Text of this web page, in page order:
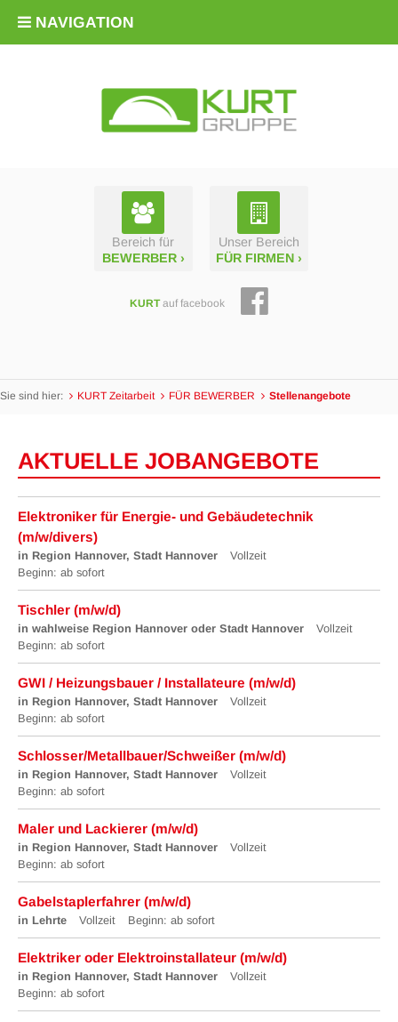
Bereich für
BEWERBER ›
Unser Bereich
FÜR FIRMEN ›
KURT auf facebook
NAVIGATION
Sie sind hier: KURT Zeitarbeit FÜR BEWERBER Stellen­­angebote
AKTUELLE JOBANGEBOTE
Elektroniker für Energie- und Gebäudetechnik
(m/w/divers)
in Region Hannover, Stadt Hannover
Vollzeit
Beginn: ab sofort
Tischler (m/w/d)
in wahlweise Region Hannover oder Stadt Hannover
Vollzeit
Beginn: ab sofort
GWI / Heizungsbauer / Installateure (m/w/d)
in Region Hannover, Stadt Hannover
Vollzeit
Beginn: ab sofort
Schlosser/Metallbauer/Schweißer (m/w/d)
in Region Hannover, Stadt Hannover
Vollzeit
Beginn: ab sofort
Maler und Lackierer (m/w/d)
in Region Hannover, Stadt Hannover
Vollzeit
Beginn: ab sofort
Gabelstaplerfahrer (m/w/d)
in Lehrte Vollzeit Beginn: ab sofort
Elektriker oder Elektroinstallateur (m/w/d)
in Region Hannover, Stadt Hannover
Vollzeit
Beginn: ab sofort